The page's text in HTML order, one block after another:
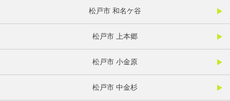
松戸市 和名ケ谷
松戸市 上本郷
松戸市 小金原
松戸市 中金杉